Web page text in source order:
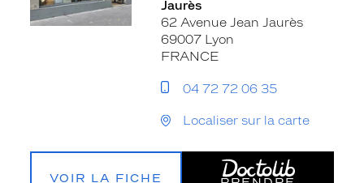
Jaurès
62 Avenue Jean Jaurès
69007 Lyon
FRANCE
04 72 72 06 35
Localiser sur la carte
VOIR LA FICHE